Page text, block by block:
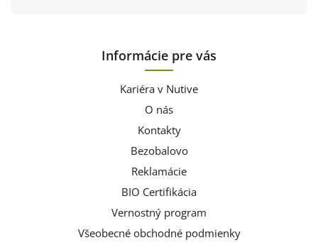
Informácie pre vás
Kariéra v Nutive
O nás
Kontakty
Bezobalovo
Reklamácie
BIO Certifikácia
Vernostný program
Všeobecné obchodné podmienky